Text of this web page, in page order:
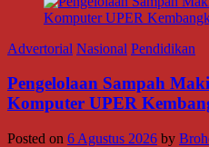
Advertorial Nasional Pendidikan
Pengelolaan Sampah
Komputer UPER
Posted on 6 Agustus 2026 by